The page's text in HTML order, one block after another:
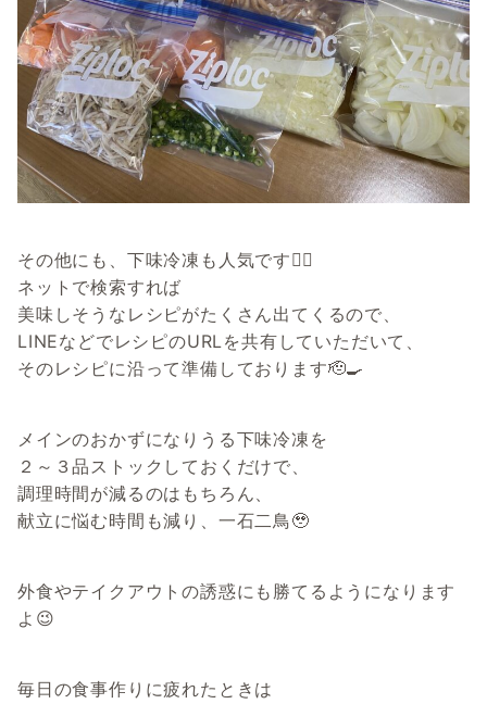
その他にも、下味冷凍も人気です🙆‍♀️
ネットで検索すれば
美味しそうなレシピがたくさん出てくるので、
LINEなどでレシピのURLを共有していただいて、
そのレシピに沿って準備しております🫡🍳
メインのおかずになりうる下味冷凍を
２～３品ストックしておくだけで、
調理時間が減るのはもちろん、
献立に悩む時間も減り、一石二鳥🥹
外食やテイクアウトの誘惑にも勝てるようになります
よ😉
毎日の食事作りに疲れたときは